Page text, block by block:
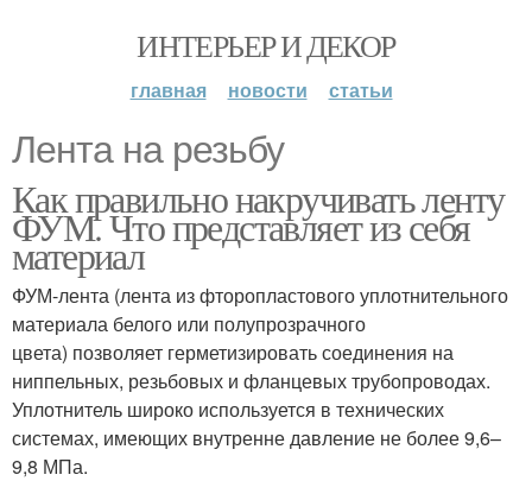
ИНТЕРЬЕР И ДЕКОР
главная новости статьи
Лента на резьбу
Как правильно накручивать ленту
ФУМ. Что представляет из себя
материал
ФУМ-лента (лента из фторопластового уплотнительного
материала белого или полупрозрачного
цвета) позволяет герметизировать соединения на
ниппельных, резьбовых и фланцевых трубопроводах.
Уплотнитель широко используется в технических
системах, имеющих внутренне давление не более 9,6–
9,8 МПа.